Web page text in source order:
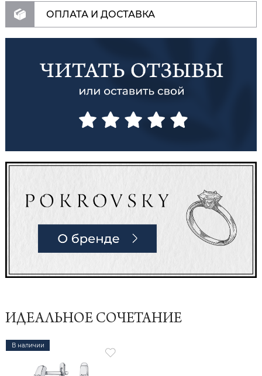
ОПЛАТА И ДОСТАВКА
ИДЕАЛЬНОЕ СОЧЕТАНИЕ
В наличии